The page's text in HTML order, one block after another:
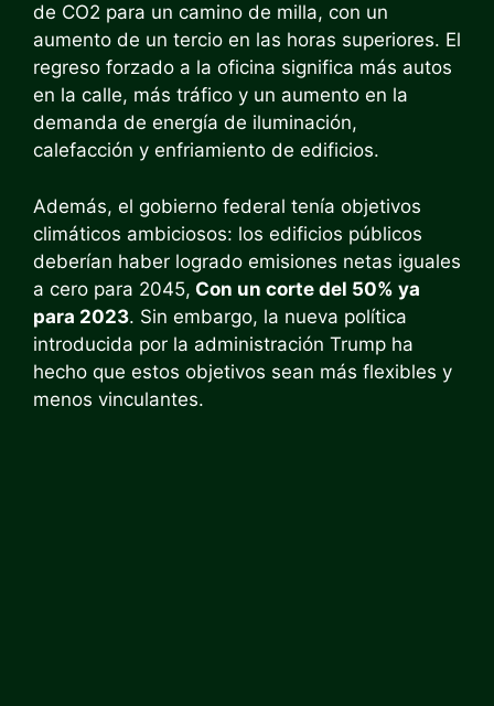
de CO2 para un camino de milla, con un
aumento de un tercio en las horas superiores. El
regreso forzado a la oficina significa más autos
en la calle, más tráfico y un aumento en la
demanda de energía de iluminación,
calefacción y enfriamiento de edificios.
Además, el gobierno federal tenía objetivos
climáticos ambiciosos: los edificios públicos
deberían haber logrado emisiones netas iguales
a cero para 2045, Con un corte del 50% ya
para 2023. Sin embargo, la nueva política
introducida por la administración Trump ha
hecho que estos objetivos sean más flexibles y
menos vinculantes.